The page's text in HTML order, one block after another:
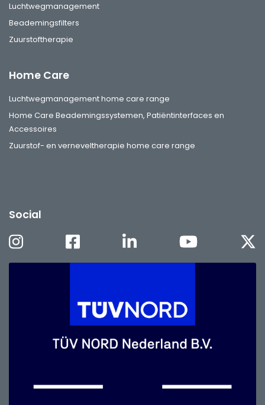
Luchtwegmanagement
Beademingsfilters
Zuurstoftherapie
Home Care
Luchtwegmanagement home care range
Home Care Beademingssystemen, Patiëntinterfaces en
Accessoires
Zuurstof- en verneveltherapie home care range
Social